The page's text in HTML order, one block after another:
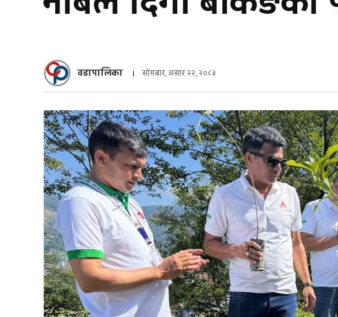
वडापालिका सोमबार, असार २२, २०८३